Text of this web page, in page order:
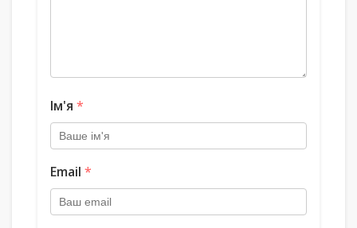
Ім'я *
Email *